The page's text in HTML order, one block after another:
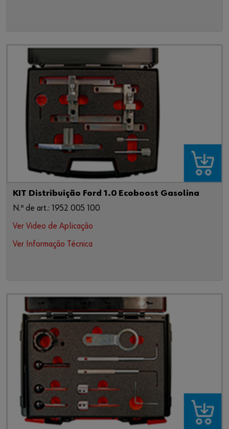
KIT Distribuição Ford 1.0 Ecoboost Gasolina
N.º de art.: 1952 005 100
Ver Video de Aplicação
Ver Informação Técnica